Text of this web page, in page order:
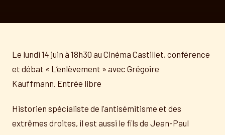
Le lundi 14 juin à 18h30 au Cinéma Castillet, conférence
et débat « L’enlèvement » avec Grégoire
Kauffmann. Entrée libre
Historien spécialiste de l’antisémitisme et des
extrêmes droites, il est aussi le fils de Jean-Paul